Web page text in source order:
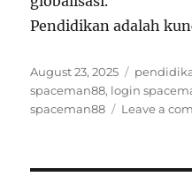
Pendidikan adalah
Posted
on
August 23, 2025
spaceman88, login
spaceman88
Leave a